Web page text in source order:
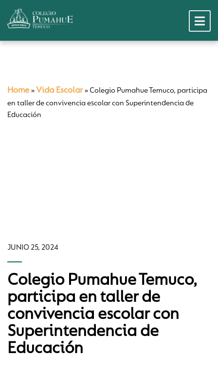
Home » Vida Escolar» Colegio Pumahue Temuco, participa
en taller de convivencia escolar con Superintendencia de
Educación
JUNIO 25, 2024
Colegio Pumahue Temuco,
participa en taller de
convivencia escolar con
Superintendencia de
Educación